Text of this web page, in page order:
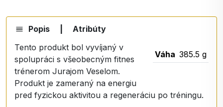
Popis Atribúty
Váha 385.5 g
Tento produkt bol vyvíjaný v
spolupráci s všeobecným fitnes
trénerom Jurajom Veselom.
Produkt je zameraný na energiu
pred fyzickou aktivitou a regeneráciu po tréningu.